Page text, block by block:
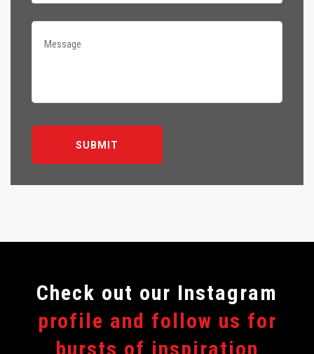
Сheck out our Instagram
profile and follow us for
bursts of inspiration